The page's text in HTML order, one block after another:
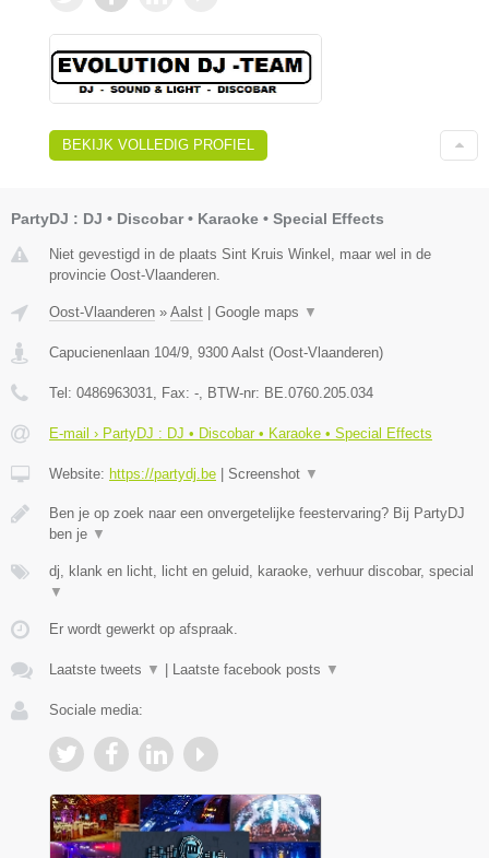
BEKIJK VOLLEDIG PROFIEL
PartyDJ : DJ • Discobar • Karaoke • Special Effects
Niet gevestigd in de plaats Sint Kruis Winkel, maar wel in de
provincie Oost-Vlaanderen.
Oost-Vlaanderen » Aalst | Google maps ▼
Capucienenlaan 104/9 9300 Aalst (Oost-Vlaanderen)
Tel: 0486963031 , Fax: - , BTW-nr: BE.0760.205.034
E-mail › PartyDJ : DJ • Discobar • Karaoke • Special Effects
Website: https://partydj.be | Screenshot ▼
Ben je op zoek naar een onvergetelijke feestervaring? Bij PartyDJ
ben je ▼
dj, klank en licht, licht en geluid, karaoke, verhuur discobar, special
▼
Er wordt gewerkt op afspraak.
Laatste tweets ▼ | Laatste facebook posts ▼
Sociale media: